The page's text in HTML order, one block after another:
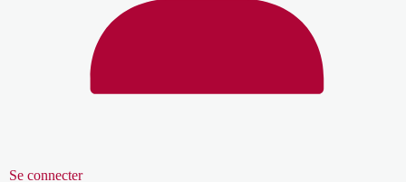
Se connecter